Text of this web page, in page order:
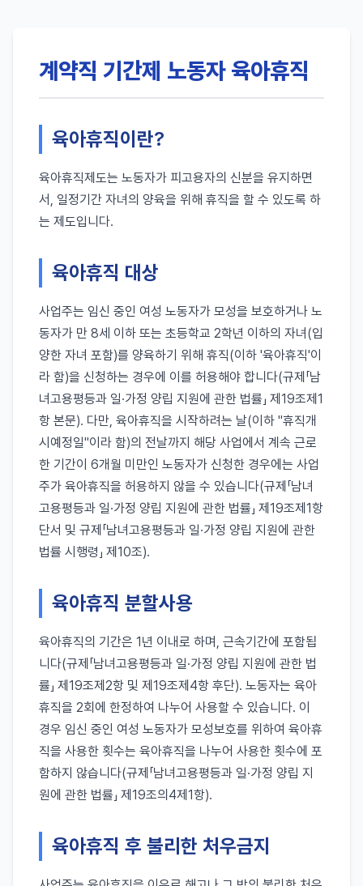
계약직 기간제 노동자 육아휴직
육아휴직이란?
육아휴직제도는 노동자가 피고용자의 신분을 유지하면
서, 일정기간 자녀의 양육을 위해 휴직을 할 수 있도록 하
는 제도입니다.
육아휴직 대상
사업주는 임신 중인 여성 노동자가 모성을 보호하거나 노
동자가 만 8세 이하 또는 초등학교 2학년 이하의 자녀(입
양한 자녀 포함)를 양육하기 위해 휴직(이하 '육아휴직'이
라 함)을 신청하는 경우에 이를 허용해야 합니다(규제「남
녀고용평등과 일·가정 양립 지원에 관한 법률」 제19조제1
항 본문). 다만, 육아휴직을 시작하려는 날(이하 "휴직개
시예정일"이라 함)의 전날까지 해당 사업에서 계속 근로
한 기간이 6개월 미만인 노동자가 신청한 경우에는 사업
주가 육아휴직을 허용하지 않을 수 있습니다(규제「남녀
고용평등과 일·가정 양립 지원에 관한 법률」 제19조제1항
단서 및 규제「남녀고용평등과 일·가정 양립 지원에 관한
법률 시행령」 제10조).
육아휴직 분할사용
육아휴직의 기간은 1년 이내로 하며, 근속기간에 포함됩
니다(규제「남녀고용평등과 일·가정 양립 지원에 관한 법
률」 제19조제2항 및 제19조제4항 후단). 노동자는 육아
휴직을 2회에 한정하여 나누어 사용할 수 있습니다. 이
경우 임신 중인 여성 노동자가 모성보호를 위하여 육아휴
직을 사용한 횟수는 육아휴직을 나누어 사용한 횟수에 포
함하지 않습니다(규제「남녀고용평등과 일·가정 양립 지
원에 관한 법률」 제19조의4제1항).
육아휴직 후 불리한 처우금지